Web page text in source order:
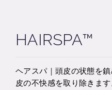
HAIRSPA™
ヘアスパ｜頭皮の状態を
皮の不快感を取り除きま